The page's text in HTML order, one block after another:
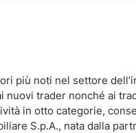
più noti nel settore
nuovi trader nonché ai
in otto categorie,
S.p.A., nata dalla